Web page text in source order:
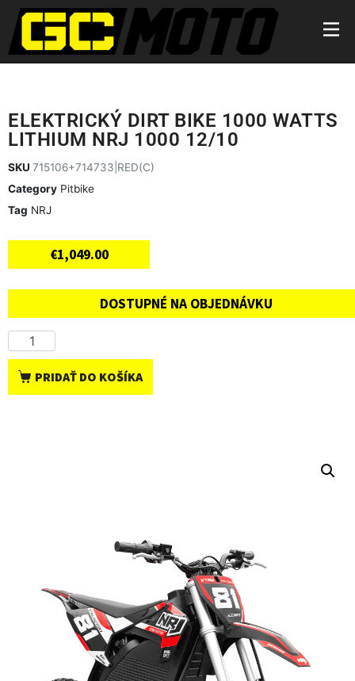
ELEKTRICKÝ DIRT BIKE 1000 WATTS
LITHIUM NRJ 1000 12/10
SKU 715106+714733|RED(C)
Category Pitbike
Tag NRJ
€1,049.00
DOSTUPNÉ NA OBJEDNÁVKU
PRIDAŤ DO KOŠÍKA